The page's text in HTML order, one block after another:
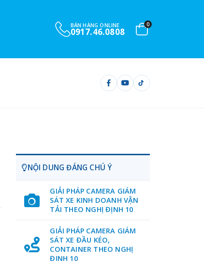
BÁN HÀNG ONLINE
0917.46.0808
0
NỘI DUNG ĐÁNG CHÚ Ý
GIẢI PHÁP CAMERA GIÁM
SÁT XE KINH DOANH VẬN
TẢI THEO NGHỊ ĐỊNH 10
GIẢI PHÁP CAMERA GIÁM
SÁT XE ĐẦU KÉO,
CONTAINER THEO NGHỊ
ĐỊNH 10